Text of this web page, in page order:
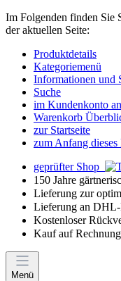
Im Folgenden finden Sie
der aktuellen Seite:
Produktdetails
Kategoriemenü
Informationen und
Suche
im Kundenkonto
Warenkorb
zur Startseite
zum Anfang dieses
geprüfter Shop
150 Jahre
Lieferung zur
Lieferung an
Kostenloser
Kauf auf
Menü